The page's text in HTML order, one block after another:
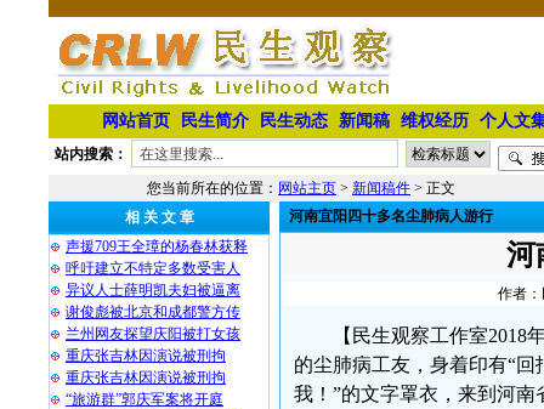
网站首页 民生简介 民生动态 新闻稿 维权经历 个人文
站内搜索：
您当前所在的位置： 网站主页 > 新闻稿件 > 正文
相 关 文 章
声援709王全璋的杨春林获释
呼吁建立不特定多数受害人
异议人士薛明凯夫妇被逼离
谢俊彪被北京和成都警方传
兰州网友探望庆阳被打女孩
重庆张吉林因演说被刑拘
重庆张吉林因演说被刑拘
“旅游群”郭庆军案将开庭
河南宜阳四十多名尘肺病人游行
河
作者：
【民生观察工作室2018
的尘肺病工友，身着印有“
我！”的文字罩衣，来到河南